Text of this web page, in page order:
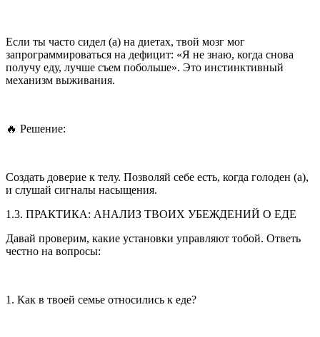
Если ты часто сидел (а) на диетах, твой мозг мог
запрограммироваться на дефицит: «Я не знаю, когда снова
получу еду, лучше съем побольше». Это инстинктивный
механизм выживания.
🔥 Решение:
Создать доверие к телу. Позволяй себе есть, когда голоден (а),
и слушай сигналы насыщения.
1.3. ПРАКТИКА: АНАЛИЗ ТВОИХ УБЕЖДЕНИЙ О ЕДЕ
Давай проверим, какие установки управляют тобой. Ответь
честно на вопросы:
1. Как в твоей семье относились к еде?